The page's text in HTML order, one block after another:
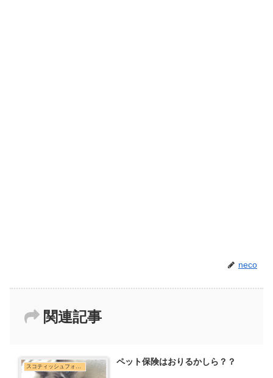
neco
関連記事
スコティッシュフォールド ペット保険はおりるかしら？？